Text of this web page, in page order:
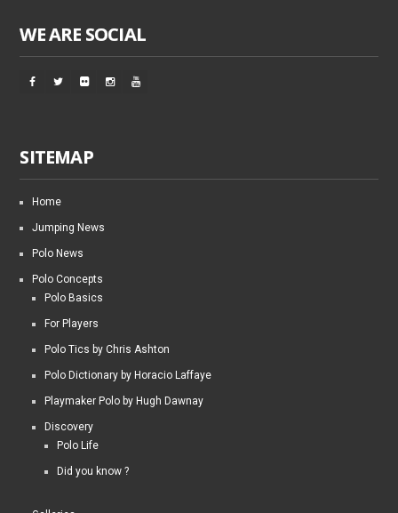
WE ARE SOCIAL
SITEMAP
Home
Jumping News
Polo News
Polo Concepts
Polo Basics
For Players
Polo Tics by Chris Ashton
Polo Dictionary by Horacio Laffaye
Playmaker Polo by Hugh Dawnay
Discovery
Polo Life
Did you know ?